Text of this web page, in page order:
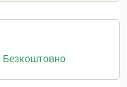
Безкоштовно